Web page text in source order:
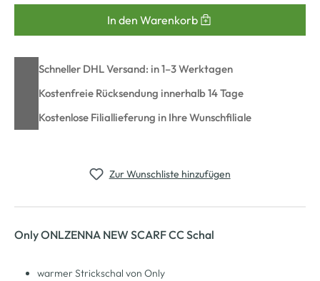
In den Warenkorb
Schneller DHL Versand: in 1–3 Werktagen
Kostenfreie Rücksendung innerhalb 14 Tage
Kostenlose Filiallieferung in Ihre Wunschfiliale
Zur Wunschliste hinzufügen
Only ONLZENNA NEW SCARF CC Schal
warmer Strickschal von Only